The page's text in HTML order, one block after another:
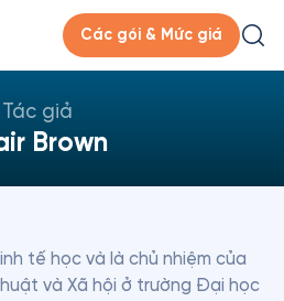
Các gói & Mức giá
Tác giả
Brown
tế học và là chủ nhiệm của
và Xã hội ở trường Đại học